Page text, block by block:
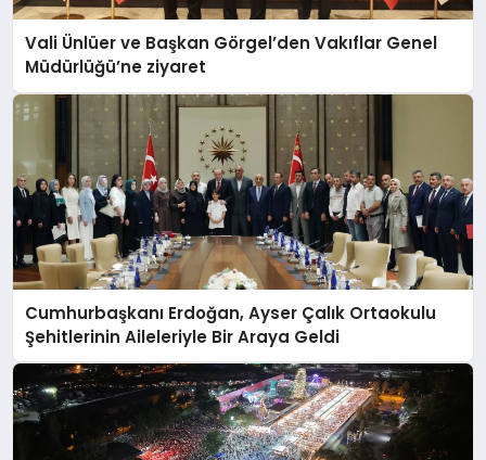
Vali Ünlüer ve Başkan Görgel’den Vakıflar Genel
Müdürlüğü’ne ziyaret
Cumhurbaşkanı Erdoğan, Ayser Çalık Ortaokulu
Şehitlerinin Aileleriyle Bir Araya Geldi